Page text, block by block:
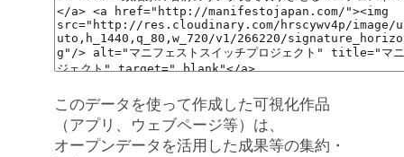
このデータを使って作成した可視化作品
（アプリ、ウェブページ等）は、
オープンデータを活用した成果等の集約・